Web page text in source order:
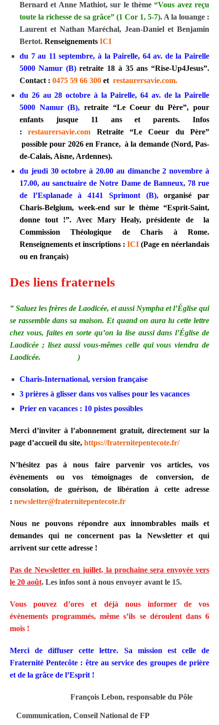
Bernard et Anne Mathiot, sur le thème“Vous avez reçu
toute la richesse de sa grâce” (1 Cor 1, 5-7). A la louange :
Laurent et Nathan Maréchal, Jean-Daniel et Benjamin
Bertot. Renseignements ICI
du 7 au 11 septembre, à la Pairelle, 64 av. de la Pairelle
5000 Namur (B)retraite 18 à 35 ans “Rise-Up4Jesus”.
Contact : 0475 59 66 300 et restaurersavie.com.
du 26 au 28 octobre à la Pairelle, 64 av. de la Pairelle
5000 Namur (B), retraite “Le Coeur du Père”, pour
enfants jusque 11 ans et parents. Infos
:restaurersavie.com
Retraite “Le Coeur du Père”
possible pour 2026 en France, à la demande (Nord, Pas-
de-Calais, Aisne, Ardennes).
du jeudi 30 octobre à 20.00 au dimanche 2 novembre à
17.00, au sanctuaire de Notre Dame de Banneux, 78 rue
de l’Esplanade à 4141 Sprimont (B),organisé par
Charis-Belgium, week-end sur le thème “Esprit-Saint,
donne tout !”. Avec Mary Healy, présidente de la
Commission Théologique de Charis à Rome.
Renseignements et inscriptions : ICI (Page en néerlandais
ou en français)
Des liens fraternels
” Saluez les frères de Laodicée, et aussi Nympha et l’Église qui
se rassemble dans sa maison. Et quand on aura lu cette lettre
chez vous, faites en sorte qu’on la lise aussi dans l’Église de
Laodicée ; lisez aussi vous-mêmes celle qui vous viendra de
Laodicée.
)
Charis-International, version française
3 prières à glisser dans vos valises pour les vacances
Prier en vacances : 10 pistes possibles
Merci d’inviter à l’abonnement gratuit, directement sur la
page d’accueil du site, https://fraternitepentecote.fr/
N’hésitez pas à nous faire parvenir vos articles, vos
évènements ou vos témoignages de conversion, de
consolation, de guérison, de libération à cette adresse
: newsletter@fraternitepentecote.fr
Nous ne pouvons répondre aux innombrables mails et
demandes qui ne concernent pas la Newsletter et qui
arrivent sur cette adresse !
Pas de Newsletter en juillet, la prochaine sera envoyée vers
le 20 août. Les infos sont à nous envoyer avant le 15.
Vous pouvez d’ores et déjà nous informer de vos
évènements programmés, même s’ils se déroulent dans 6
mois !
Merci de diffuser cette lettre. Sa mission est celle de
Fraternité Pentecôte : être au service des groupes de prière
et de la grâce de l’Esprit !
François Lebon, responsable du Pôle
Communication, Conseil National de FP